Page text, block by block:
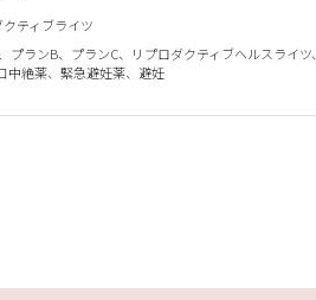
クティブライツ
プランB、 プランC、 リプロダクティブヘルスライツ、
中絶薬、 緊急避妊薬、 避妊